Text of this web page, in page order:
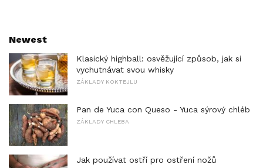
Newest
Klasický highball: osvěžující způsob, jak si
vychutnávat svou whisky
ZÁKLADY KOKTEJLU
Pan de Yuca con Queso - Yuca sýrový chléb
ZÁKLADY CHLEBA
Jak používat ostří pro ostření nožů